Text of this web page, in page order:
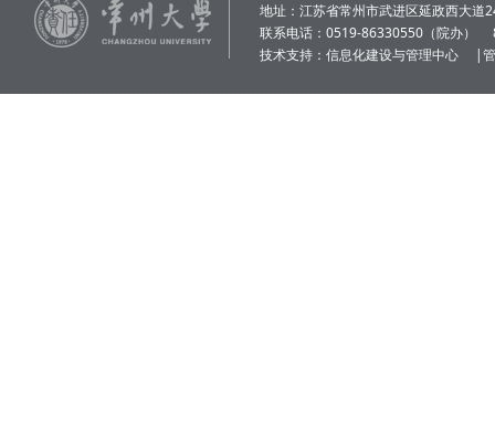
地址：江苏省常州市武进区延政西大道
联系电话：0519-86330550（院办）
技术支持： 信息化建设与管理中心 |